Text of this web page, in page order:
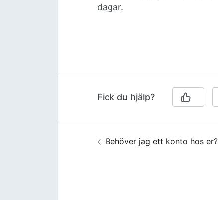
dagar.
Fick du hjälp?
Guidenavigering
Föregående:
Behöver jag ett konto hos er?